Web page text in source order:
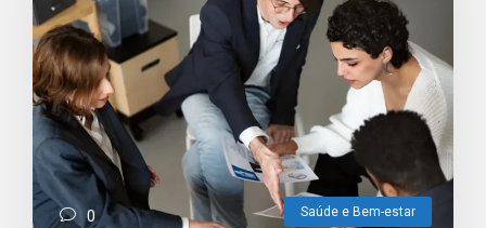
Saúde e Bem-estar
0